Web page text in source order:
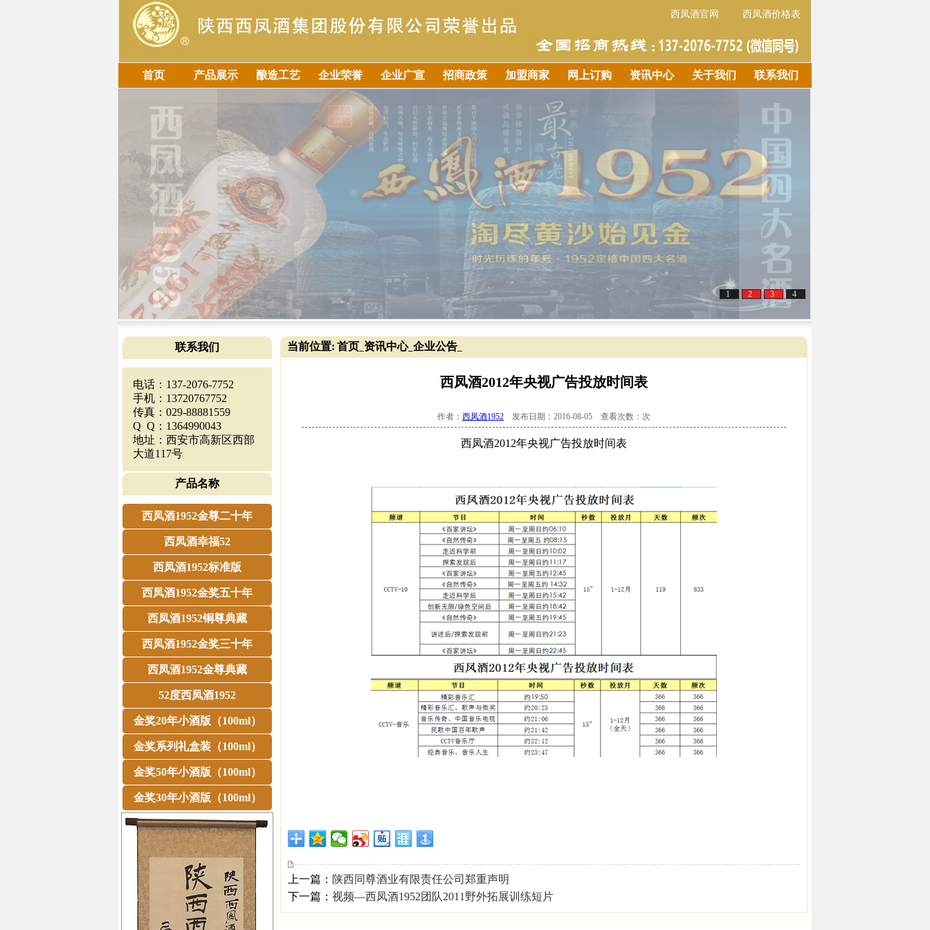
西凤酒官网 西凤酒价格表
首页 产品展示 酿造工艺 企业荣誉 企业广宣 招商政策 加盟商家 网上订购 资讯中心 关于我们 联系我们
1 2 3 4
联系我们
电话：137-2076-7752
手机：13720767752
传真：029-88881559
Q Q：1364990043
地址：西安市高新区西部
大道117号
产品名称
西凤酒1952金尊二十年
西凤酒幸福52
西凤酒1952标准版
西凤酒1952金奖五十年
西凤酒1952铜尊典藏
西凤酒1952金奖三十年
西凤酒1952金尊典藏
52度西凤酒1952
金奖20年小酒版（100ml）
金奖系列礼盒装（100ml）
金奖50年小酒版（100ml）
金奖30年小酒版（100ml）
当前位置: 首页 资讯中心_ 企业公告
西凤酒2012年央视广告投放时间表
作者： 西凤酒1952 发布日期：2016-08-05 查看次数： 次
西凤酒2012年央视广告投放时间表
上一篇： 陕西同尊酒业有限责任公司郑重声明
下一篇： 视频—西凤酒1952团队2011野外拓展训练短片